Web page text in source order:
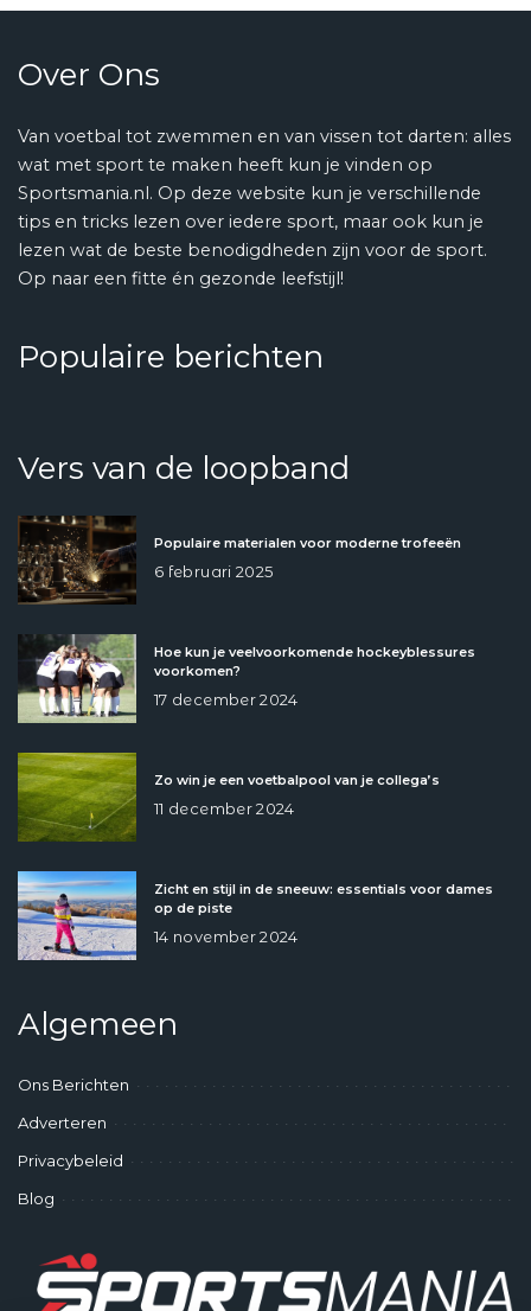
Over Ons
Van voetbal tot zwemmen en van vissen tot darten: alles
wat met sport te maken heeft kun je vinden op
Sportsmania.nl. Op deze website kun je verschillende
tips en tricks lezen over iedere sport, maar ook kun je
lezen wat de beste benodigdheden zijn voor de sport.
Op naar een fitte én gezonde leefstijl!
Populaire berichten
Vers van de loopband
Populaire materialen voor moderne trofeeën
6 februari 2025
Hoe kun je veelvoorkomende hockeyblessures
voorkomen?
17 december 2024
Zo win je een voetbalpool van je collega’s
11 december 2024
Zicht en stijl in de sneeuw: essentials voor dames
op de piste
14 november 2024
Algemeen
Ons Berichten
Adverteren
Privacybeleid
Blog